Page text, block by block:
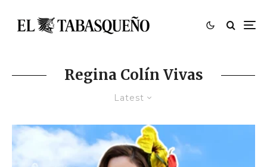
Regina Colín Vivas
Latest